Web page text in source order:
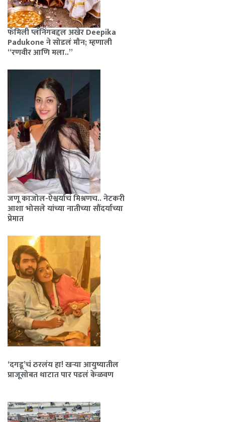
फॅमिली प्लॅनिंगबद्दल अखेर Deepika
Padukone ने सोडलं मौन; म्हणाली
“रणवीर आणि मला..”
जणू काजोल-ऐश्वर्याचं मिश्रणच.. नेटकरी
आशा भोसले यांच्या नातीच्या सौंदर्याच्या
प्रेमात
‘दगडू’चं ठरलंय हा! खऱ्या आयुष्यातील
प्राजूसोबत थाटात पार पडलं केळवण